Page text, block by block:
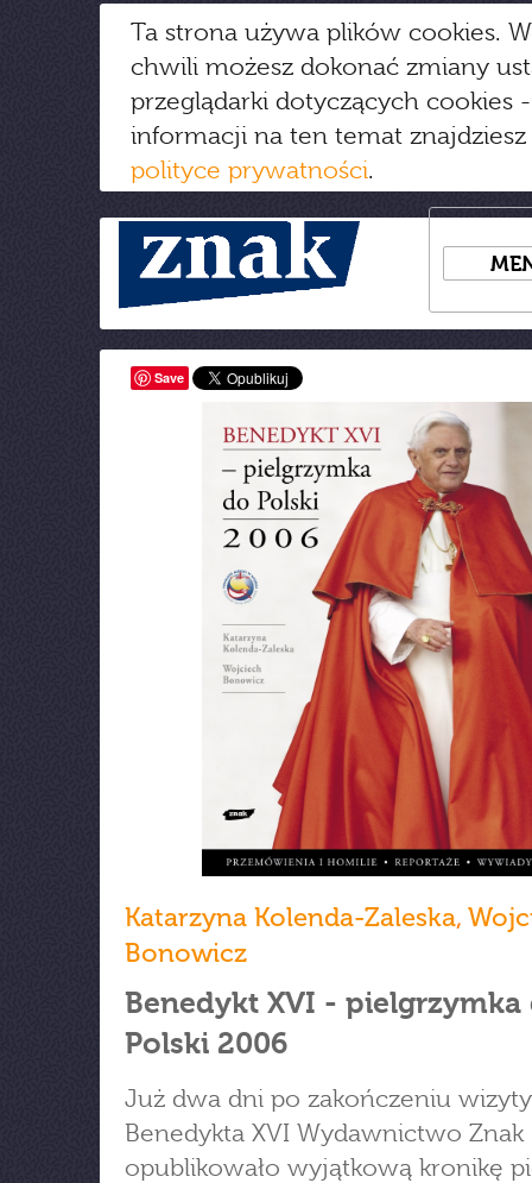
Ta strona używa plików cookies.
chwili możesz dokonać zmiany
przeglądarki dotyczących cookies
informacji na ten temat
polityce prywatności.
Save
Katarzyna Kolenda-Zaleska,
Bonowicz
Benedykt XVI - pielgrzymka
Polski 2006
Już dwa dni po zakończeniu wizyty
Benedykta XVI Wydawnictwo Znak
opublikowało wyjątkową kronikę